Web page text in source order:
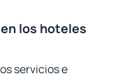
los hoteles
servicios e